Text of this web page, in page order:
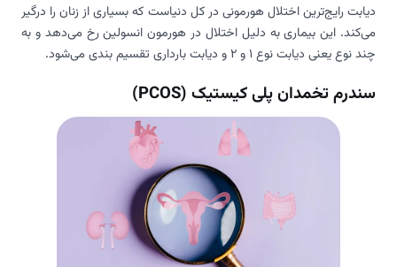
دیابت رایج‌ترین اختلال هورمونی در کل دنیاست که بسیاری از زنان را درگیر
می‌کند. این بیماری به دلیل اختلال در هورمون انسولین رخ می‌دهد و به
چند نوع یعنی دیابت نوع 1 و 2 و دیابت بارداری تقسیم بندی می‌شود.
سندرم تخمدان پلی کیستیک (PCOS)